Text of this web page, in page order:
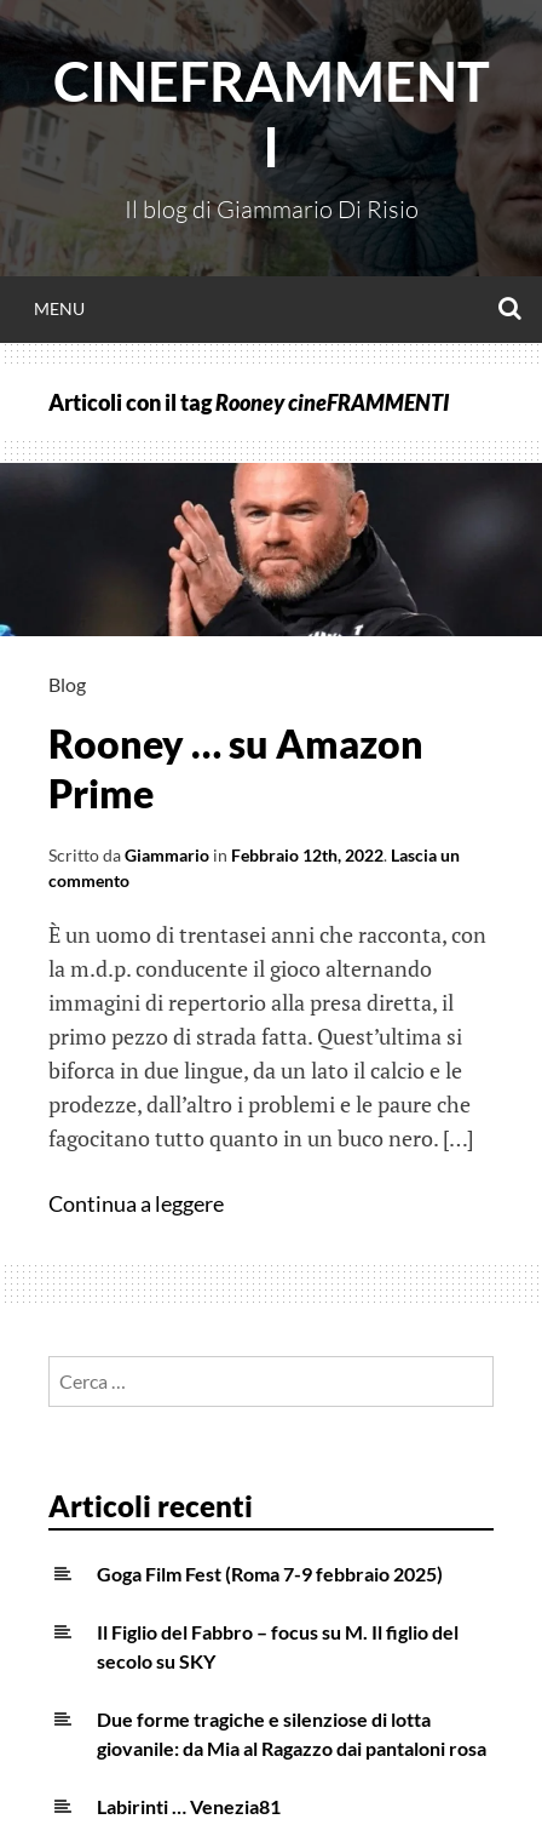
Vai
contenutoCINEFRAMMENT
I
Il blog di Giammario Di Risio
MENU
Articoli con il tagRooney cineFRAMMENTI
Blog
Rooney … su Amazon
Prime
Scritto daGiammario in Febbraio 12th, 2022. Lascia un
commento
È un uomo di trentasei anni che racconta, con
la m.d.p. conducente il gioco alternando
immagini di repertorio alla presa diretta, il
primo pezzo di strada fatta. Quest’ultima si
biforca in due lingue, da un lato il calcio e le
prodezze, dall’altro i problemi e le paure che
fagocitano tutto quanto in un buco nero. […]
Continua a leggere
su
Amazon
Articoli recenti
Goga Film Fest (Roma 7-9 febbraio 2025)
Il Figlio del Fabbro – focus su M. Il figlio del
secolo su SKY
Due forme tragiche e silenziose di lotta
giovanile: da Mia al Ragazzo dai pantaloni rosa
Labirinti … Venezia81